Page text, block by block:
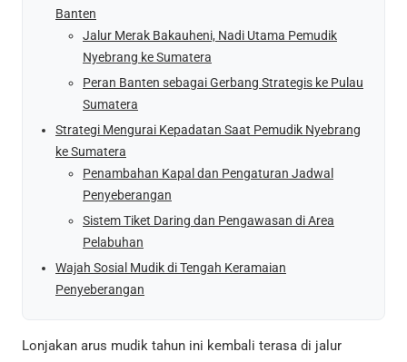
Banten
Jalur Merak Bakauheni, Nadi Utama Pemudik
Nyebrang ke Sumatera
Peran Banten sebagai Gerbang Strategis ke Pulau
Sumatera
Strategi Mengurai Kepadatan Saat Pemudik Nyebrang
ke Sumatera
Penambahan Kapal dan Pengaturan Jadwal
Penyeberangan
Sistem Tiket Daring dan Pengawasan di Area
Pelabuhan
Wajah Sosial Mudik di Tengah Keramaian
Penyeberangan
Lonjakan arus mudik tahun ini kembali terasa di jalur